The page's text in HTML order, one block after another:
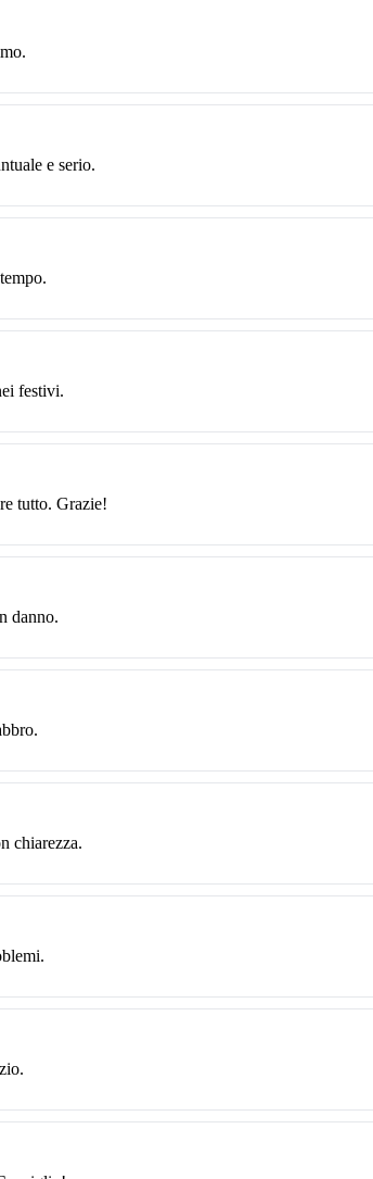
e serio.
festivi.
tutto. Grazie!
danno.
chiarezza.